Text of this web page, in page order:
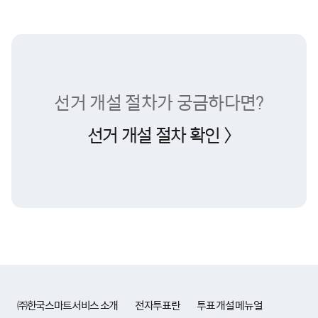
선거 개설 절차가 궁금하다면?
선거 개설 절차 확인 〉
㈜한국스마트서비스 소개 전자투표란 투표 개설 메뉴얼